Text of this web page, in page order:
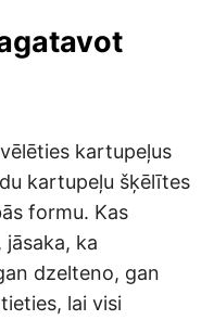
kartupeļus
kartupeļu šķēlītes
formu. Kas
ka
dzelteno, gan
lai visi